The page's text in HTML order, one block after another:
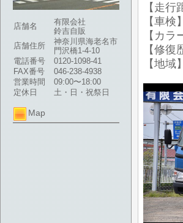
店舗名
有限会社
鈴吉自販
店舗住所
神奈川県海老名市
門沢橋1-4-10
電話番号
0120-1098-41
FAX番号
046-238-4938
営業時間
09:00〜18:00
定休日
土・日・祝祭日
Map
【走
【車
【カ
【修
【地